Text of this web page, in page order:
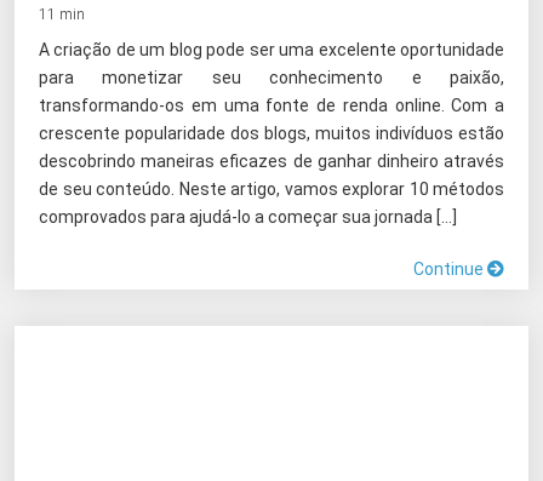
11 min
A criação de um blog pode ser uma excelente oportunidade
para monetizar seu conhecimento e paixão,
transformando-os em uma fonte de renda online. Com a
crescente popularidade dos blogs, muitos indivíduos estão
descobrindo maneiras eficazes de ganhar dinheiro através
de seu conteúdo. Neste artigo, vamos explorar 10 métodos
comprovados para ajudá-lo a começar sua jornada […]
Continue